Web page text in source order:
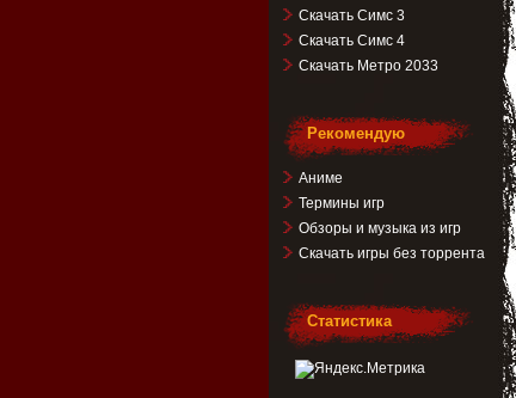
Скачать Симс 3
Скачать Симс 4
Скачать Метро 2033
Рекомендую
Аниме
Термины игр
Обзоры и музыка из игр
Скачать игры без торрента
Статистика